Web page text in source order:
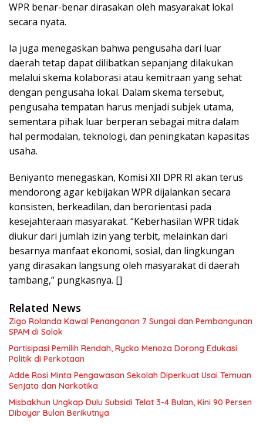
WPR benar-benar dirasakan oleh masyarakat lokal
secara nyata.
Ia juga menegaskan bahwa pengusaha dari luar
daerah tetap dapat dilibatkan sepanjang dilakukan
melalui skema kolaborasi atau kemitraan yang sehat
dengan pengusaha lokal. Dalam skema tersebut,
pengusaha tempatan harus menjadi subjek utama,
sementara pihak luar berperan sebagai mitra dalam
hal permodalan, teknologi, dan peningkatan kapasitas
usaha.
Beniyanto menegaskan, Komisi XII DPR RI akan terus
mendorong agar kebijakan WPR dijalankan secara
konsisten, berkeadilan, dan berorientasi pada
kesejahteraan masyarakat. “Keberhasilan WPR tidak
diukur dari jumlah izin yang terbit, melainkan dari
besarnya manfaat ekonomi, sosial, dan lingkungan
yang dirasakan langsung oleh masyarakat di daerah
tambang,” pungkasnya. []
Related News
Zigo Rolanda Kawal Penanganan 7 Sungai dan Pembangunan
SPAM di Solok
Partisipasi Pemilih Rendah, Rycko Menoza Dorong Edukasi
Politik di Perkotaan
Adde Rosi Minta Pengawasan Sekolah Diperkuat Usai Temuan
Senjata dan Narkotika
Misbakhun Ungkap Dulu Subsidi Telat 3-4 Bulan, Kini 90 Persen
Dibayar Bulan Berikutnya